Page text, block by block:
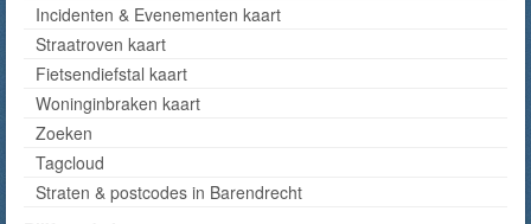
Incidenten & Evenementen kaart
Straatroven kaart
Fietsendiefstal kaart
Woninginbraken kaart
Zoeken
Tagcloud
Straten & postcodes in Barendrecht